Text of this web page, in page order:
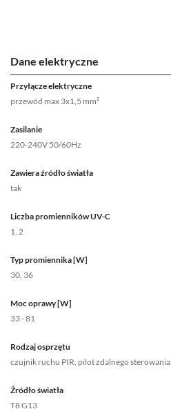
Dane elektryczne
Przyłącze elektryczne
przewód max 3x1,5 mm²
Zasilanie
220-240V 50/60Hz
Zawiera źródło światła
tak
Liczba promienników UV-C
1, 2
Typ promiennika [W]
30, 36
Moc oprawy [W]
33 - 81
Rodzaj osprzętu
czujnik ruchu PIR, pilot zdalnego sterowania
Źródło światła
T8 G13